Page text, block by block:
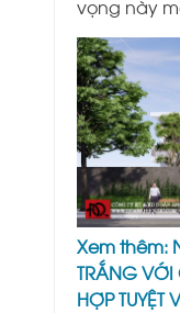
vọng này
Xem thêm:
TRẮNG VỚI
HỢP TUYỆT